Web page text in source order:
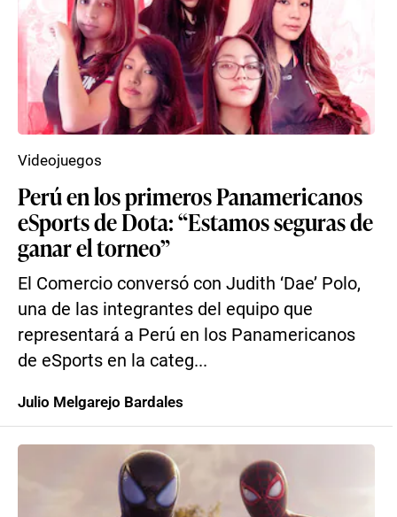
Perú en los primeros Panamericanos
eSports de Dota: “Estamos seguras de
ganar el torneo”
El Comercio conversó con Judith ‘Dae’ Polo,
una de las integrantes del equipo que
representará a Perú en los Panamericanos
de eSports en la categ...
Videojuegos
Julio Melgarejo Bardales